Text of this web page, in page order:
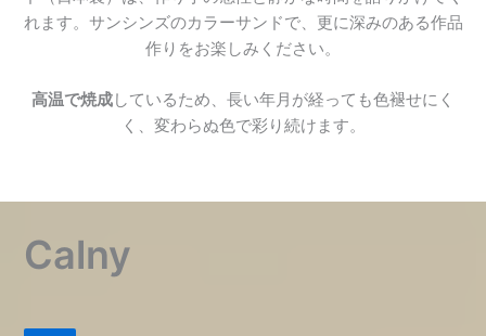
れます。サンシンズのカラーサンドで、更に深みのある作品
作りをお楽しみください。
高温で焼成しているため、長い年月が経っても色褪せにく
く、変わらぬ色で彩り続けます。
Calny